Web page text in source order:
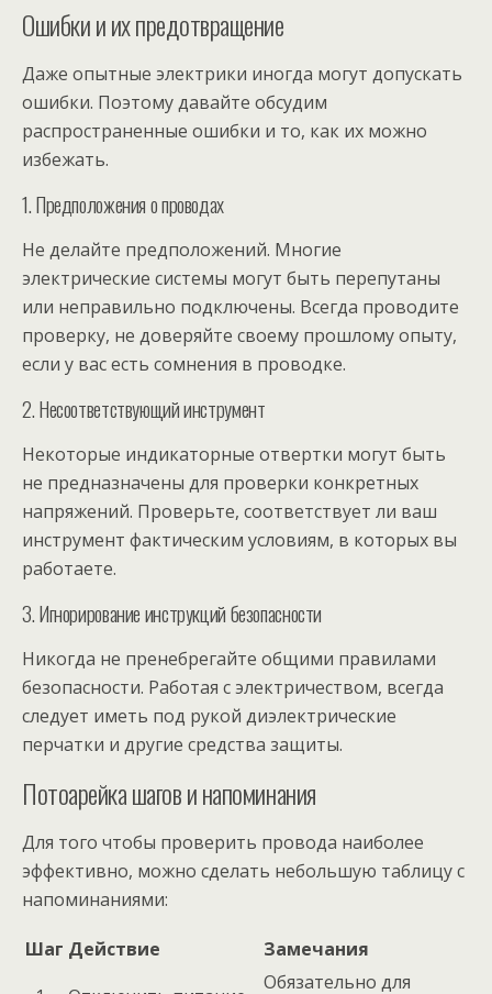
Ошибки и их предотвращение
Даже опытные электрики иногда могут допускать
ошибки. Поэтому давайте обсудим
распространенные ошибки и то, как их можно
избежать.
1. Предположения о проводах
Не делайте предположений. Многие
электрические системы могут быть перепутаны
или неправильно подключены. Всегда проводите
проверку, не доверяйте своему прошлому опыту,
если у вас есть сомнения в проводке.
2. Несоответствующий инструмент
Некоторые индикаторные отвертки могут быть
не предназначены для проверки конкретных
напряжений. Проверьте, соответствует ли ваш
инструмент фактическим условиям, в которых вы
работаете.
3. Игнорирование инструкций безопасности
Никогда не пренебрегайте общими правилами
безопасности. Работая с электричеством, всегда
следует иметь под рукой диэлектрические
перчатки и другие средства защиты.
Потоарейка шагов и напоминания
Для того чтобы проверить провода наиболее
эффективно, можно сделать небольшую таблицу с
напоминаниями:
Шаг Действие
Замечания
Обязательно для